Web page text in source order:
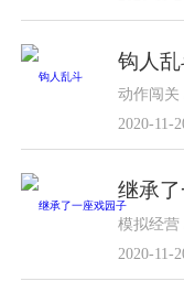
钩人
动作闯关
2020-11-
继承
模拟经营
2020-11-